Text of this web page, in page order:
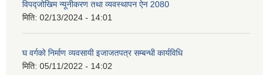
विपद्जोखिम न्यूनीकरण तथा व्यवस्थापन ऐन 2080
मिति: 02/13/2024 - 14:01
घ वर्गको निर्माण व्यवसायी इजाजतपत्र सम्बन्धी कार्यविधि
मिति: 05/11/2022 - 14:02